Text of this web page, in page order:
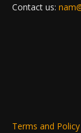
Contact us:
Terms and